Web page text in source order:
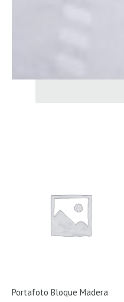
Portafoto Bloque Madera